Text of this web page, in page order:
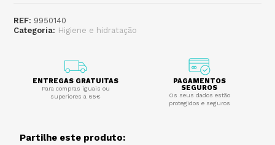
REF: 9950140
Categoria: Higiene e hidratação
ENTREGAS GRATUITAS
Para compras iguais ou
superiores a 65€
PAGAMENTOS
SEGUROS
Os seus dados estão
protegidos e seguros
Partilhe este produto: